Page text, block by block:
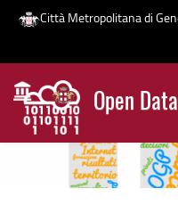
Salta
contenuto
principale
Città Metropolitana di
Open
News